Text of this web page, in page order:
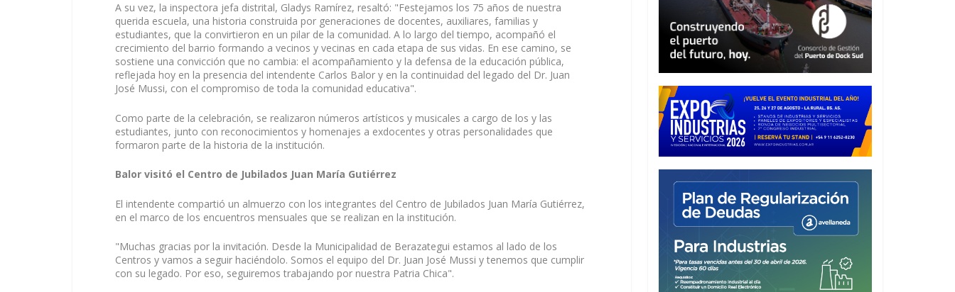
A su vez, la inspectora jefa distrital, Gladys Ramírez, resaltó: "Festejamos los 75 años de nuestra
querida escuela, una historia construida por generaciones de docentes, auxiliares, familias y
estudiantes, que la convirtieron en un pilar de la comunidad. A lo largo del tiempo, acompañó el
crecimiento del barrio formando a vecinos y vecinas en cada etapa de sus vidas. En ese camino, se
sostiene una convicción que no cambia: el acompañamiento y la defensa de la educación pública,
reflejada hoy en la presencia del intendente Carlos Balor y en la continuidad del legado del Dr. Juan
José Mussi, con el compromiso de toda la comunidad educativa".
Como parte de la celebración, se realizaron números artísticos y musicales a cargo de los y las
estudiantes, junto con reconocimientos y homenajes a exdocentes y otras personalidades que
formaron parte de la historia de la institución.
Balor visitó el Centro de Jubilados Juan María Gutiérrez
El intendente compartió un almuerzo con los integrantes del Centro de Jubilados Juan María Gutiérrez,
en el marco de los encuentros mensuales que se realizan en la institución.
"Muchas gracias por la invitación. Desde la Municipalidad de Berazategui estamos al lado de los
Centros y vamos a seguir haciéndolo. Somos el equipo del Dr. Juan José Mussi y tenemos que cumplir
con su legado. Por eso, seguiremos trabajando por nuestra Patria Chica".